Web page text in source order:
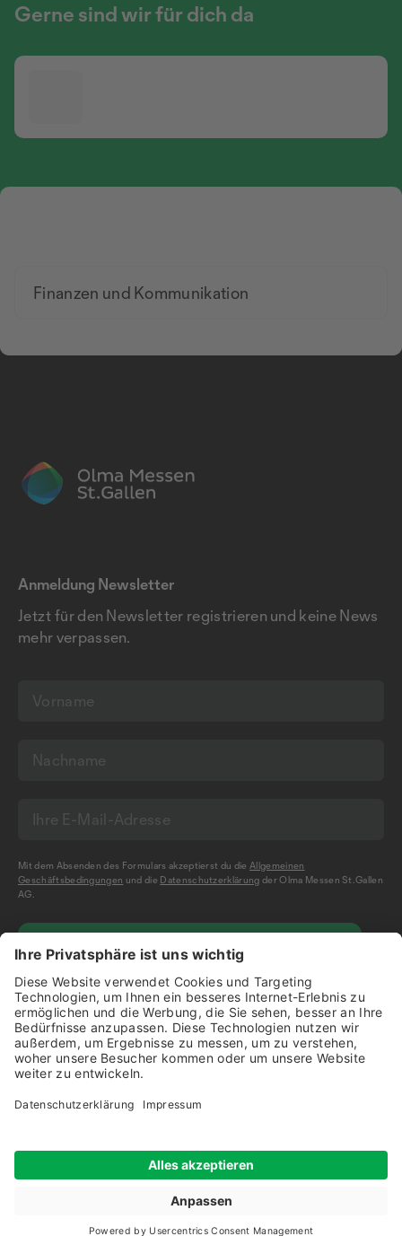
Gerne sind wir für dich da
Finanzen und Kommunikation
Anmeldung Newsletter
Jetzt für den Newsletter registrieren und keine News
mehr verpassen.
Mit dem Absenden des Formulars akzeptierst du dieAllgemeinen
Geschäftsbedingungen und die Datenschutzerklärung der Olma Messen St.Gallen
AG.
Impressum Disclaimer Datenschutz
Start Mein Profil